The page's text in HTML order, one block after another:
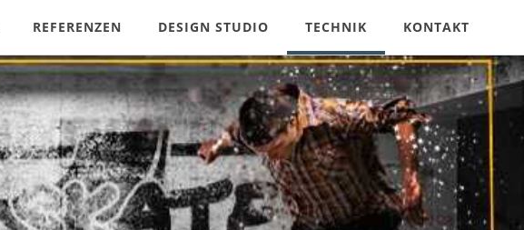
REFERENZEN DESIGN STUDIO TECHNIK KONTAKT